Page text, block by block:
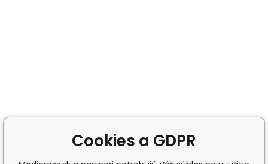
Cookies a GDPR